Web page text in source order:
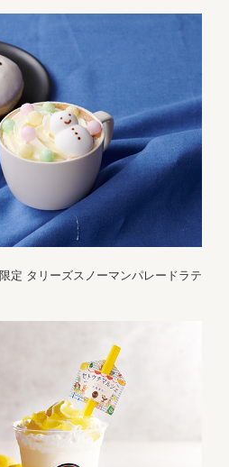
定 タリーズスノーマンパレードラテ